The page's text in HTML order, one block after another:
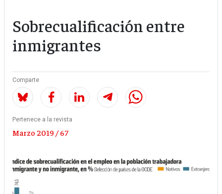
Sobrecualificación entre
inmigrantes
Comparte
Pertenece a la revista
Marzo 2019 / 67